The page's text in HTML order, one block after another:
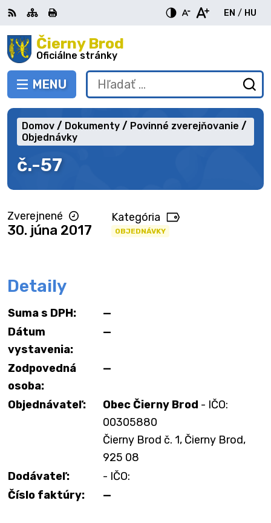
Preskočiť
na
obsah Čierny Brod
Oficiálne stránky
PREPNÚŤ
MENU
RSS MapaTlačiť
EN
English
/ HU
Hľadať:
č.-57
Domov Dokumenty
Povinné zverejňovanie
Objednávky
Zverejnené
30. júna 2017
Kategória
OBJEDNÁVKY
Detaily
Suma s DPH:
—
Dátum
vystavenia:
—
Zodpovedná
osoba:
—
Objednávateľ: Obec Čierny Brod - IČO:
00305880
Čierny Brod č. 1, Čierny Brod,
925 08
Dodávateľ:
- IČO:
Číslo faktúry:
—